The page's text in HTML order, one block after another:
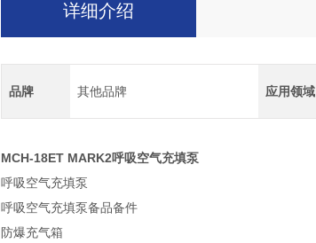
详细介绍
品牌 其他品牌 应用领域
MCH-18ET MARK2呼吸空气充填泵
呼吸空气充填泵
呼吸空气充填泵备品备件
防爆充气箱